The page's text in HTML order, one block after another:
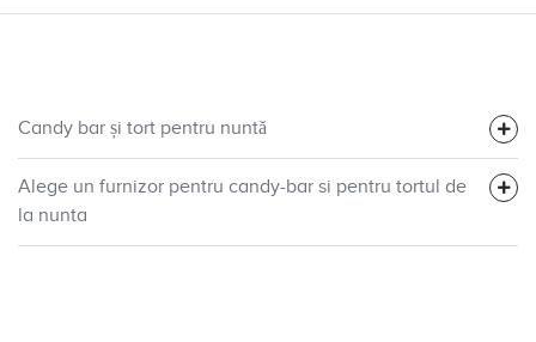
Candy bar și tort pentru nuntă
Alege un furnizor pentru candy-bar si pentru tortul de
la nunta